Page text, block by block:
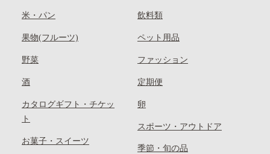
米・パン
果物(フルーツ)
野菜
酒
カタログギフト・チケッ
ト
お菓子・スイーツ
飲料類
ペット用品
ファッション
定期便
卵
スポーツ・アウトドア
季節・旬の品